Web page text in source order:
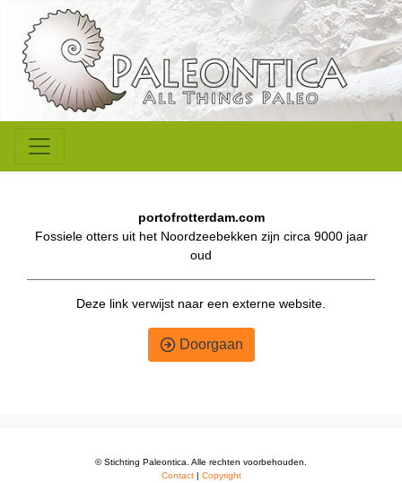
portofrotterdam.com
Fossiele otters uit het Noordzeebekken zijn circa 9000 jaar
oud
Deze link verwijst naar een externe website.
Doorgaan
© Stichting Paleontica. Alle rechten voorbehouden.
Contact| Copyright